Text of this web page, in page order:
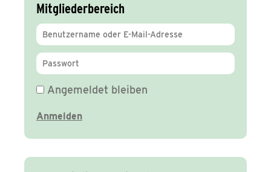
Mitgliederbereich
Angemeldet bleiben